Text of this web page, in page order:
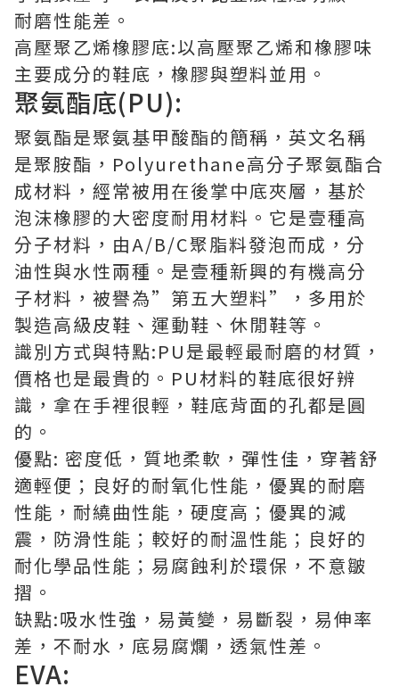
耐磨性能差。
高壓聚乙烯橡膠底:以高壓聚乙烯和橡膠味
主要成分的鞋底，橡膠與塑料並用。
聚氨酯底(PU):
聚氨酯是聚氨基甲酸酯的簡稱，英文名稱
是聚胺酯，Polyurethane高分子聚氨酯合
成材料，經常被用在後掌中底夾層，基於
泡沫橡膠的大密度耐用材料。它是壹種高
分子材料，由A/B/C聚脂料發泡而成，分
油性與水性兩種。是壹種新興的有機高分
子材料，被譽為”第五大塑料”，多用於
製造高級皮鞋、運動鞋、休閒鞋等。
識別方式與特點:PU是最輕最耐磨的材質，
價格也是最貴的。PU材料的鞋底很好辨
識，拿在手裡很輕，鞋底背面的孔都是圓
的。
優點: 密度低，質地柔軟，彈性佳，穿著舒
適輕便；良好的耐氧化性能，優異的耐磨
性能，耐繞曲性能，硬度高；優異的減
震，防滑性能；較好的耐溫性能；良好的
耐化學品性能；易腐蝕利於環保，不意皺
摺。
缺點:吸水性強，易黃變，易斷裂，易伸率
差，不耐水，底易腐爛，透氣性差。
EVA: